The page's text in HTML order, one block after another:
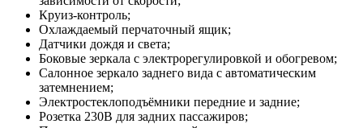
Круиз-контроль;
Охлаждаемый перчаточный ящик;
Датчики дождя и света;
Боковые зеркала с электрорегулировкой и обогревом;
Салонное зеркало заднего вида с автоматическим
затемнением;
Электростеклоподъёмники передние и задние;
Розетка 230В для задних пассажиров;